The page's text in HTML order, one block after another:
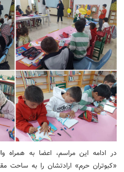
در ادامه این مراسم، اعضا به همراه
«کبوتران حرم» ارادتشان را به ساحت